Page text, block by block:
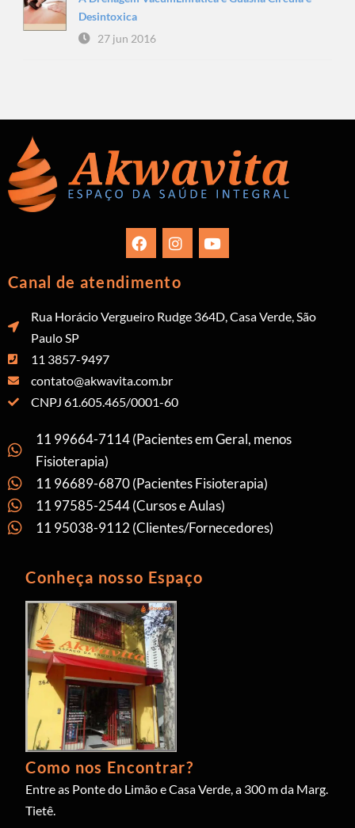
Desintoxica
27 jun 2016
Canal de atendimento
Rua Horácio Vergueiro Rudge 364D, Casa Verde, São
Paulo SP
11 3857-9497
contato@akwavita.com.br
CNPJ 61.605.465/0001-60
11 99664-7114 (Pacientes em Geral, menos
Fisioterapia)
11 96689-6870 (Pacientes Fisioterapia)
11 97585-2544 (Cursos e Aulas)
11 95038-9112 (Clientes/Fornecedores)
Conheça nosso Espaço
Como nos Encontrar?
Entre as Ponte do Limão e Casa Verde, a 300 m da Marg.
Tietê.